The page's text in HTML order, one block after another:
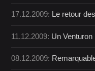
17.12.2009: Le retour
11.12.2009: Un
08.12.2009: